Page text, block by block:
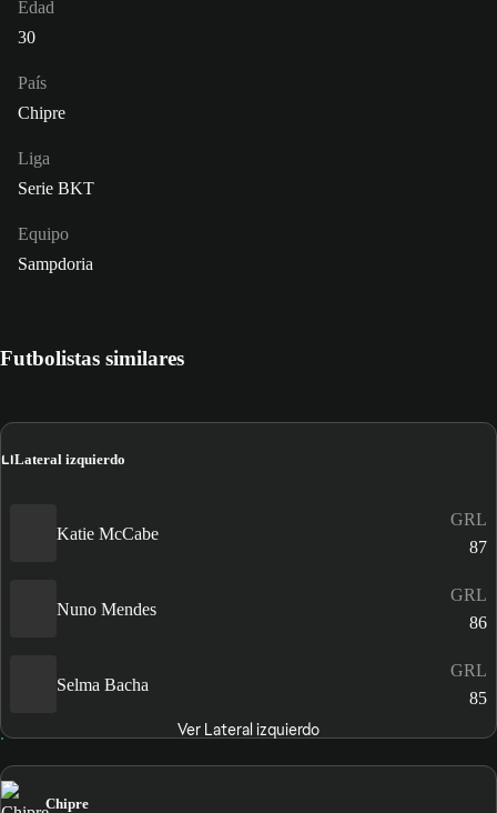
Edad
30
País
Chipre
Liga
Serie BKT
Equipo
Sampdoria
Futbolistas similares
LILateral izquierdo
Katie McCabe
GRL
87
Nuno Mendes
GRL
86
Selma Bacha
GRL
85
Ver Lateral izquierdo
Chipre